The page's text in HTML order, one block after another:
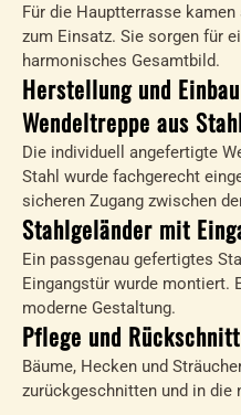
Für die Hauptterrasse
zum Einsatz. Sie sorgen für
harmonisches Gesamtbild.
Herstellung und
Wendeltreppe aus
Die individuell angefertigte
Stahl wurde fachgerecht
sicheren Zugang zwischen
Stahlgeländer mit
Ein passgenau gefertigtes
Eingangstür wurde montiert.
moderne Gestaltung.
Pflege und
Bäume, Hecken und
zurückgeschnitten und in die